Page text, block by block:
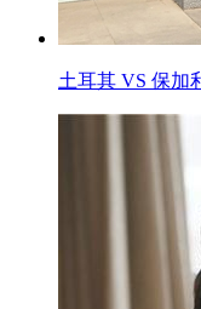
土耳其 VS 保加